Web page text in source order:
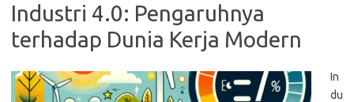
Industri 4.0: Pengaruhnya
terhadap Dunia Kerja Modern
In
du